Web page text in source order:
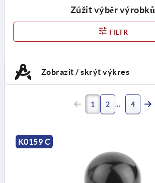
Zúžit výběr výrobků
FILTR
Zobrazit / skrýt výkres
1 2 4
K0159 C